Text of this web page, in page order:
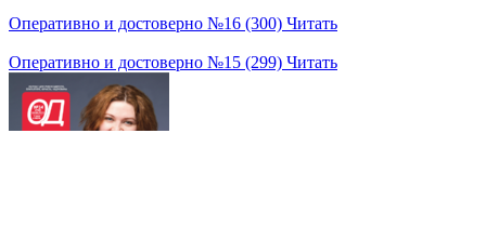
Оперативно и достоверно №16 (300) Читать
Оперативно и достоверно №15 (299) Читать